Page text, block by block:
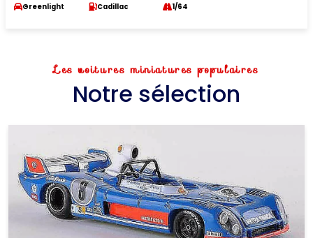
Greenlight Cadillac 1/64
Les voitures miniatures populaires
Notre sélection